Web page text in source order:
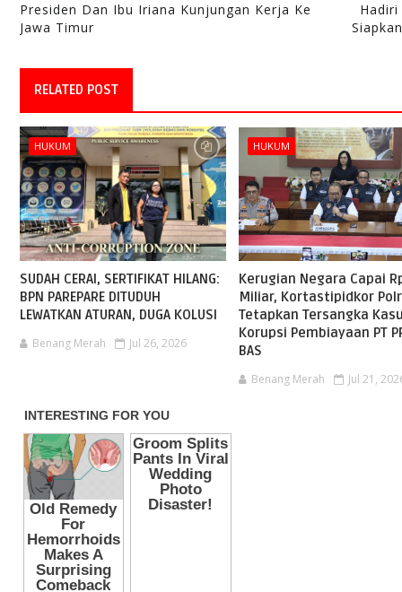
Presiden Dan Ibu Iriana Kunjungan Kerja Ke
Jawa Timur
RELATED POST
HUKUM
SUDAH CERAI, SERTIFIKAT HILANG:
BPN PAREPARE DITUDUH
LEWATKAN ATURAN, DUGA KOLUSI
Benang Merah Jul 26, 2026
HUKUM
Kerugian Negara Capai
Miliar, Kortastipidkor
Tetapkan Tersangka
Korupsi Pembiayaan PT
BAS
Benang Merah Jul 21,